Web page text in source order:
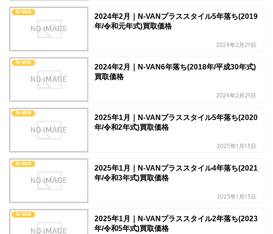
N-VAN
2024年2月｜N-VANプラススタイル5年落ち(2019
年/令和元年式)買取価格
2024年2月21日
N-VAN
2024年2月｜N-VAN6年落ち(2018年/平成30年式)
買取価格
2024年2月21日
N-VAN
2025年1月｜N-VANプラススタイル5年落ち(2020
年/令和2年式)買取価格
2025年1月13日
N-VAN
2025年1月｜N-VANプラススタイル4年落ち(2021
年/令和3年式)買取価格
2025年1月13日
N-VAN
2025年1月｜N-VANプラススタイル2年落ち(2023
年/令和5年式)買取価格